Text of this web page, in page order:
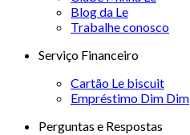
Blog da Le
Trabalhe conosco
Serviço Financeiro
Cartão Le biscuit
Empréstimo Dim Dim
Perguntas e Respostas